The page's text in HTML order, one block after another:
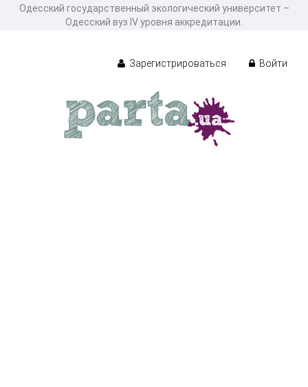
Одесский государственный экологический университет –
Одесский вуз IV уровня аккредитации.
Зарегистрироваться Войти